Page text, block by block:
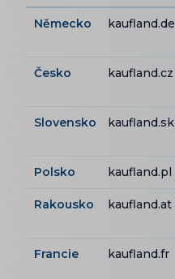
Německo kaufland.de
Česko kaufland.cz
Slovensko kaufland.sk
Polsko kaufland.pl
Rakousko kaufland.at
Francie kaufland.fr